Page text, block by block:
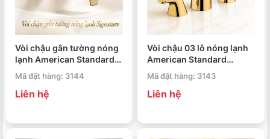
Vòi chậu gắn tường nóng
lạnh American Standard
Signature WF-1704CS
Mã đặt hàng: 3144
Liên hệ
Vòi chậu 03 lỗ nóng lạnh
American Standard
Signature WF-1703CS
Mã đặt hàng: 3143
Liên hệ